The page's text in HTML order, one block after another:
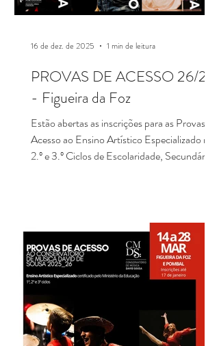
PROVAS DE ACESSO 26/27
- Figueira da Foz
Estão abertas as inscrições para as Provas de
Acesso ao Ensino Artístico Especializado nos
2.º e 3.º Ciclos de Escolaridade, Secundário e
para o 5.º Ano de Escolaridade CURSOS
SECUNDÁRIOS DE MÚSICA E DANÇA
- Para Alunos que vão para o 10.º Ano de
Escolaridade CURSO DE INICIAÇÃO -
Para Alunos do 1.º Ciclo de Escolaridade
16 de dez. de 2025 1 min de leitura